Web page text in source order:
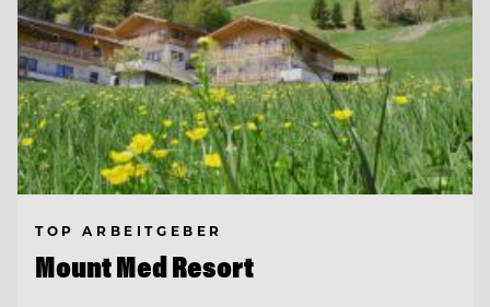
TOP ARBEITGEBER
Mount Med Resort